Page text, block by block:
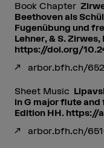
Book Chapter
Beethoven als
Fugenübung und
Lehner, & S. Zirwes,
https://doi.org/
arbor.bfh.ch/
Sheet Music
in G major flute
Edition HH.
arbor.bfh.ch/